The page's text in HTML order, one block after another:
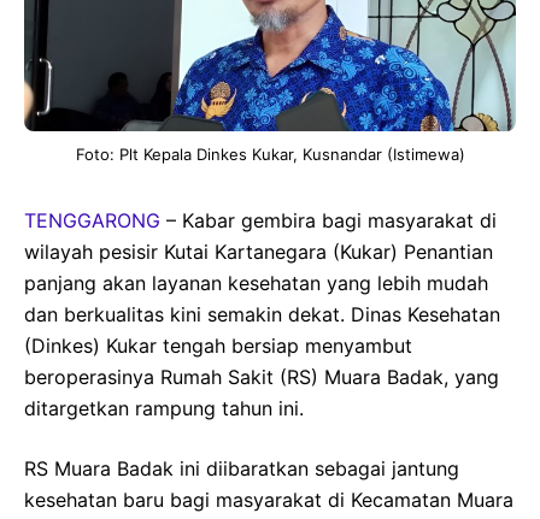
Foto: Plt Kepala Dinkes Kukar, Kusnandar (Istimewa)
TENGGARONG – Kabar gembira bagi masyarakat di
wilayah pesisir Kutai Kartanegara (Kukar) Penantian
panjang akan layanan kesehatan yang lebih mudah
dan berkualitas kini semakin dekat. Dinas Kesehatan
(Dinkes) Kukar tengah bersiap menyambut
beroperasinya Rumah Sakit (RS) Muara Badak, yang
ditargetkan rampung tahun ini.
RS Muara Badak ini diibaratkan sebagai jantung
kesehatan baru bagi masyarakat di Kecamatan Muara